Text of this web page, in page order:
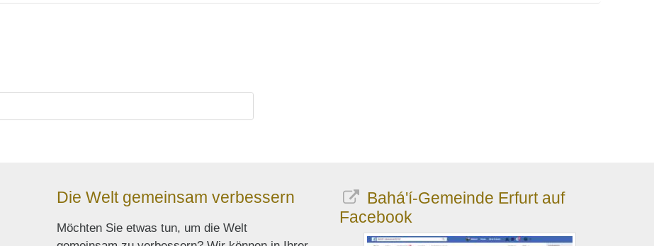
Die Welt gemeinsam verbessern
Möchten Sie etwas tun, um die Welt
Bahá'í-Gemeinde Erfurt auf
Facebook